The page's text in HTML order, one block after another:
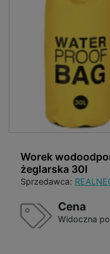
Worek
żeglarska 30l
Sprzedawca:
Cena
Widoczna